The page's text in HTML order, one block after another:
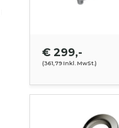
€ 299,-
(361,79 Inkl. MwSt.)